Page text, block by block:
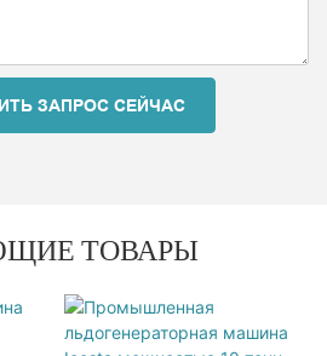
ЗАПРОС СЕЙЧАС
ТОВАРЫ